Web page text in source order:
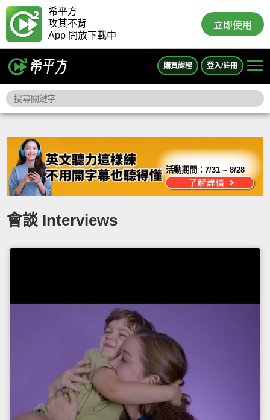
希平方
攻其不背
App 開放下載中
立即使用
購買課程 登入/註冊
活動期間：7/31 ~ 8/28
會談 Interviews